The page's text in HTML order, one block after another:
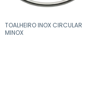
TOALHEIRO INOX CIRCULAR
MINOX